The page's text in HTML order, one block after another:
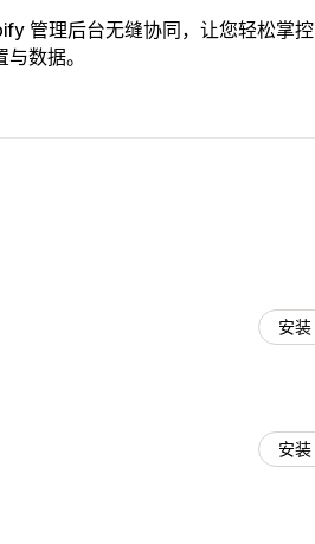
管理后台无缝协同，让您轻松掌控
数据。
安装
安装